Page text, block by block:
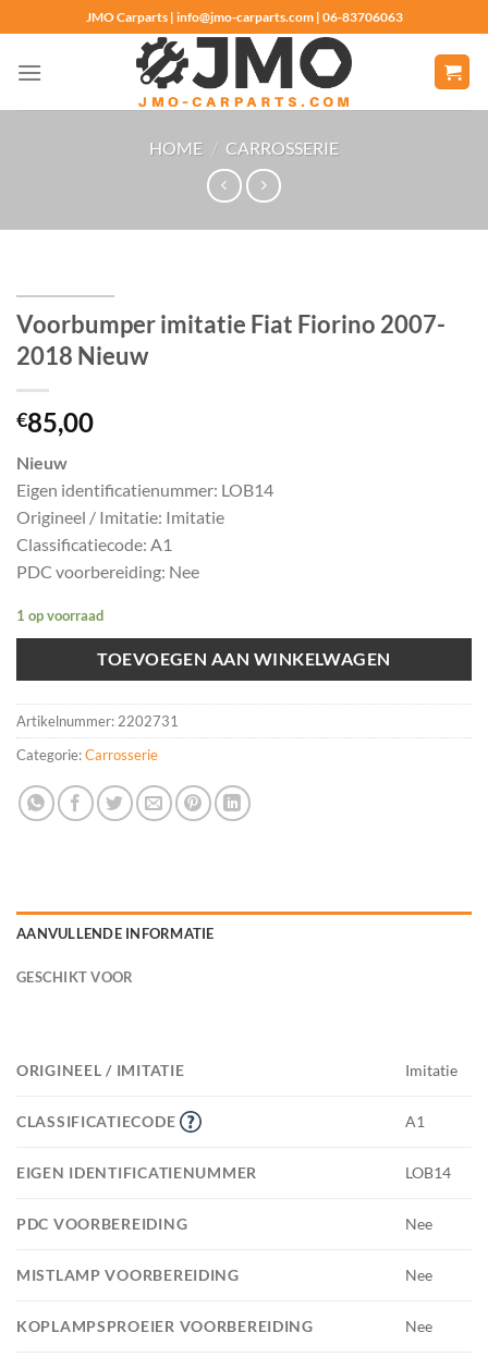
naar
inhoud
JMO Carparts | info@jmo-carparts.com | 06-83706063
HOME / CARROSSERIE
Voorbumper imitatie Fiat Fiorino 2007-
2018 Nieuw
€85,00
Nieuw
Eigen identificatienummer: LOB14
Origineel / Imitatie: Imitatie
Classificatiecode: A1
PDC voorbereiding: Nee
1 op voorraad
TOEVOEGEN AAN WINKELWAGEN
Artikelnummer: 2202731
Categorie:Carrosserie
AANVULLENDE INFORMATIE
GESCHIKT VOOR
ORIGINEEL / IMITATIE Imitatie
CLASSIFICATIECODE A1
EIGEN IDENTIFICATIENUMMER LOB14
PDC VOORBEREIDING Nee
MISTLAMP VOORBEREIDING Nee
KOPLAMPSPROEIER VOORBEREIDING Nee